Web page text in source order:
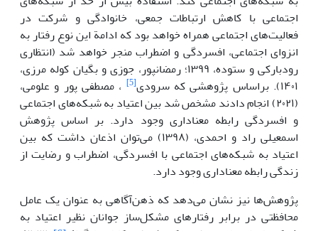
اجتماعی با کاهش ارتباطات جمعی، خانوادگی و شرکت در
فعالیت‌های اجتماعی همراه خواهد بود که ادامة این نوع رفتار به
انزوای اجتماعی، افسردگی و اضطراب منجر خواهد شد (انتظاری
رودبارکی و ستوده، ۱۳۹۹؛ رمضانپور، جوزی و بگیان کوله مرزی،
۱۴۰۱). بر‌اساس پژوهشی که سرودی
[5]
، مصطفی پور و علومی،
(۲۰۲۱) انجام دادند مشخص شد بین اعتیاد به شبکه‌های اجتماعی
و افسردگی رابطه معناداری وجود دارد. بر اساس پژوهش
اسمعیلی راد و احمدی، (۱۳۹۸) می‌توان اذعان داشت که بین
اعتیاد به شبکه‌های اجتماعی با افسردگی، اضطراب و رضایت از
زندگی رابطه معنا‌داری وجود دارد.
پژوهش‌ها نیز نشان می‌دهد که ذهن‌آگاهی به عنوان یک عامل
محافظتی در برابر رفتارهای مشکل‌ساز جوانان نظیر اعتیاد به